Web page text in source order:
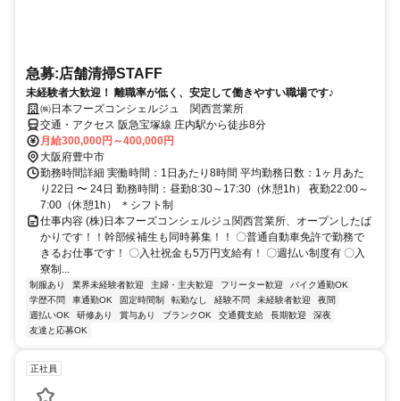
急募:店舗清掃STAFF
未経験者大歓迎！ 離職率が低く、安定して働きやすい職場です♪
㈱日本フーズコンシェルジュ 関西営業所
交通・アクセス 阪急宝塚線 庄内駅から徒歩8分
月給300,000円～400,000円
大阪府豊中市
勤務時間詳細 実働時間：1日あたり8時間 平均勤務日数：1ヶ月あた
り22日 〜 24日 勤務時間：昼勤8:30～17:30（休憩1h） 夜勤22:00～
7:00（休憩1h） ＊シフト制
仕事内容 (株)日本フーズコンシェルジュ関西営業所、オープンしたば
かりです！！幹部候補生も同時募集！！ 〇普通自動車免許で勤務で
きるお仕事です！ 〇入社祝金も5万円支給有！ 〇週払い制度有 〇入
寮制...
制服あり 業界未経験者歓迎 主婦・主夫歓迎 フリーター歓迎
バイク通勤OK
学歴不問
車通勤OK 固定時間制 転勤なし 経験不問 未経験者歓迎
夜間
週払いOK
研修あり 賞与あり ブランクOK 交通費支給 長期歓迎
深夜
友達と応募OK
正社員